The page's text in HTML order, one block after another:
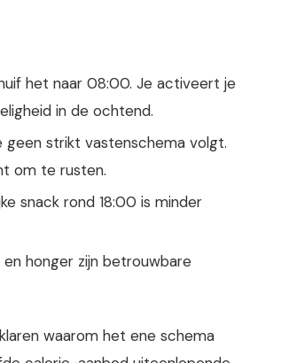
het naar 08:00. Je activeert je
in de ochtend.
geen strikt vastenschema volgt.
om te rusten.
snack rond 18:00 is minder
honger zijn betrouwbare
waarom het ene schema